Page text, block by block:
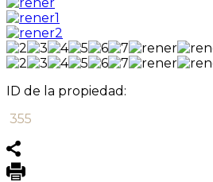
ID de la propiedad:
355